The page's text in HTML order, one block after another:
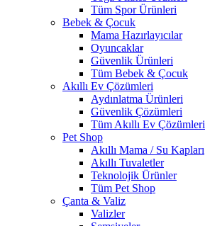
Tüm Spor Ürünleri
Bebek & Çocuk
Mama Hazırlayıcılar
Oyuncaklar
Güvenlik Ürünleri
Tüm Bebek & Çocuk
Akıllı Ev Çözümleri
Aydınlatma Ürünleri
Güvenlik Çözümleri
Tüm Akıllı Ev Çözümleri
Pet Shop
Akıllı Mama / Su Kapları
Akıllı Tuvaletler
Teknolojik Ürünler
Tüm Pet Shop
Çanta & Valiz
Valizler